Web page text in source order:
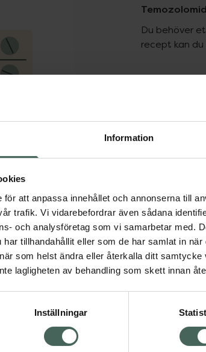
Information
att anpassa innehållet och annonserna till
trafik. Vi vidarebefordrar även sådana
och analysföretag som vi samarbetar med.
har tillhandahållit eller som de har samlat in
som helst ändra eller återkalla ditt
lagligheten av behandling som skett innan
Inställningar
Du behöver
recept kan
Aktuella
Visa